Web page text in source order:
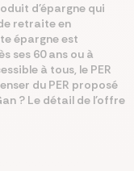
d'épargne qui
retraite en
épargne est
ses 60 ans ou à
à tous, le PER
du PER proposé
? Le détail de l'offre